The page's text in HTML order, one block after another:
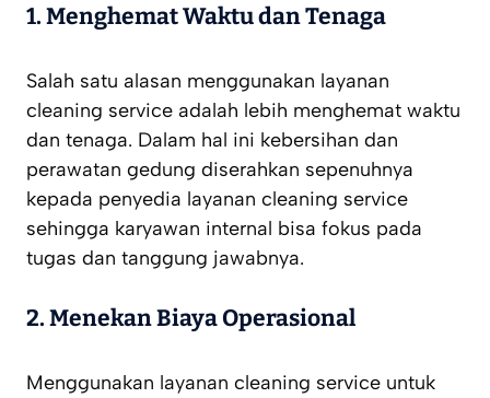
1.Menghemat Waktu dan Tenaga
Salah satu alasan menggunakan layanan
cleaning service adalah lebih menghemat waktu
dan tenaga. Dalam hal ini kebersihan dan
perawatan gedung diserahkan sepenuhnya
kepada penyedia layanan cleaning service
sehingga karyawan internal bisa fokus pada
tugas dan tanggung jawabnya.
2.Menekan Biaya Operasional
Menggunakan layanan cleaning service untuk